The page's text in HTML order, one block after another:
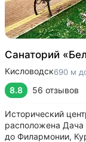
Санаторий
Кисловодск690 м
8.8 56 отзывов
Исторический
расположена Дача
до Филармонии,